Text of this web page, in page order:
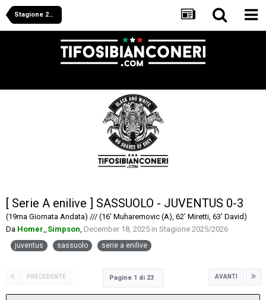
Stagione 2025/2026
[ Serie A enilive ] SASSUOLO - JUVENTUS 0-3
(19ma Giornata Andata) /// (16’ Muharemovic (A), 62’ Miretti, 63’ David)
Da Homer_Simpson, December 18, 2025 in Stagione 2025/2026
juventus sassuolo serie a enilive
PRECEDENTE AVANTI
Pagine 1 di 23